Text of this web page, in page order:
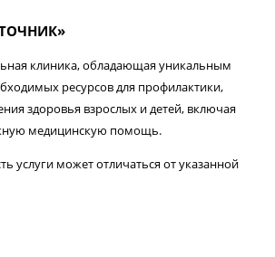
клиника, обладающая уникальным
ресурсов для профилактики,
здоровья взрослых и детей, включая
медицинскую помощь.
услуги может отличаться от указанной